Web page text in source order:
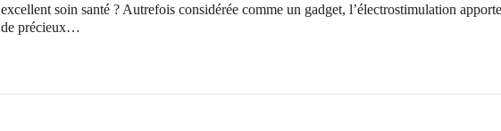
excellent soin santé ? Autrefois considérée comme un gadget, l’électrostimulation
de précieux…